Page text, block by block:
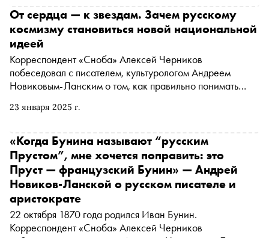
психоанализом, с чего начать практиковаться в
королевской науке и не грешно ли это
23 января 2025 г.
От сердца — к звездам. Зачем русскому
космизму становиться новой национальной
идеей
Корреспондент «Сноба» Алексей Черников
побеседовал с писателем, культурологом Андреем
Новиковым-Ланским о том, как правильно понимать
собирались воскрешать предков, может ли Илон Маск
учиться жить без тела в форме лучистой энергии и
почему освоение космоса должно стать новой
национальной идеей в России
«Когда Бунина называют “русским
Прустом”, мне хочется поправить: это
Пруст — французский Бунин» — Андрей
Новиков-Ланской о русском писателе и
аристократе
22 октября 1870 года родился Иван Бунин.
Корреспондент «Сноба» Алексей Черников